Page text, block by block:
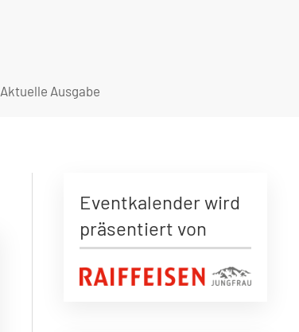
Aktuelle Ausgabe
Eventkalender wird
präsentiert von